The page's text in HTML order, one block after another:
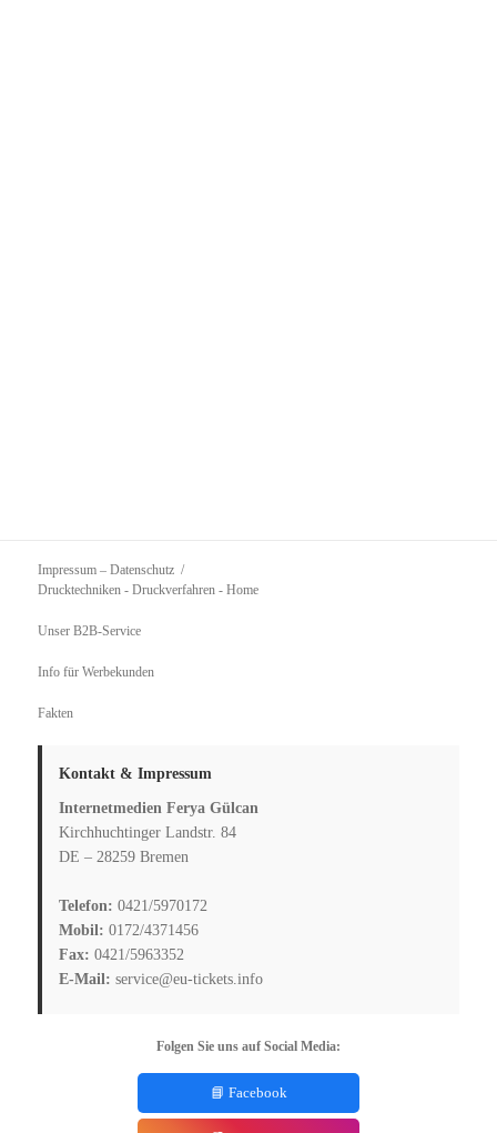
Impressum – Datenschutz
Drucktechniken - Druckverfahren - Home
Unser B2B-Service
Info für Werbekunden
Fakten
Kontakt & Impressum
Internetmedien Ferya Gülcan
Kirchhuchtinger Landstr. 84
DE – 28259 Bremen
Telefon: 0421/5970172
Mobil: 0172/4371456
Fax: 0421/5963352
E-Mail: service@eu-tickets.info
Folgen Sie uns auf Social Media:
📘 Facebook